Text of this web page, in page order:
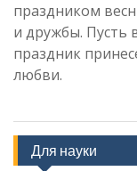
праздником
и дружбы. Пусть
праздник
любви.
Для науки